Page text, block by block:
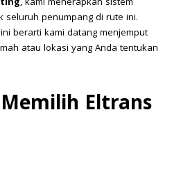
seluruh penumpang di rute ini.
berarti kami datang menjemput
atau lokasi yang Anda tentukan
Eltrans